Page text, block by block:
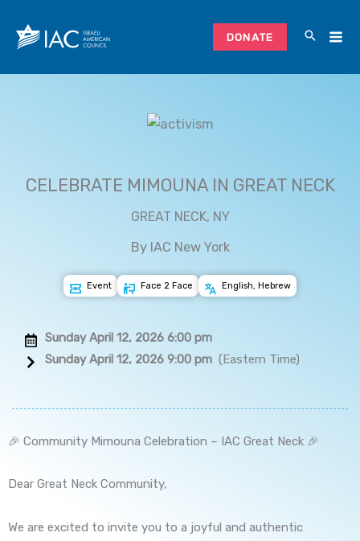
content
DONATE
CELEBRATE MIMOUNA IN GREAT NECK
GREAT NECK, NY
By IAC New York
Event Face 2 Face English, Hebrew
Sunday April 12, 2026 6:00 pm
Sunday April 12, 2026 9:00 pm (Eastern Time)
🎉 Community Mimouna Celebration – IAC Great Neck 🎉
Dear Great Neck Community,
We are excited to invite you to a joyful and authentic